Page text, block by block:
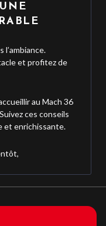
l’ambiance.
et profitez de
au Mach 36
ces conseils
et enrichissante.